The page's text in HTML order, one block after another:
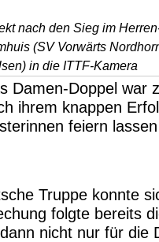
nach den Sieg im
(SV Vorwärts
in die ITTF-Kamera
Damen-Doppel war
ihrem knappen
feiern
Truppe konnte
folgte bereits
nicht nur für die